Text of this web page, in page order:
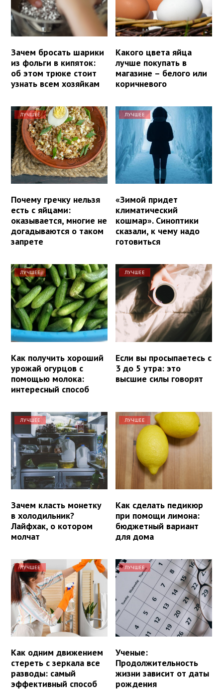
Зачем бросать шарики
из фольги в кипяток:
об этом трюке стоит
узнать всем хозяйкам
Какого цвета яйца
лучше покупать в
магазине – белого или
коричневого
ЛУЧШЕЕ
Почему гречку нельзя
есть с яйцами:
оказывается, многие не
догадываются о таком
запрете
ЛУЧШЕЕ
«Зимой придет
климатический
кошмар». Синоптики
сказали, к чему надо
готовиться
ЛУЧШЕЕ
Как получить хороший
урожай огурцов с
помощью молока:
интересный способ
ЛУЧШЕЕ
Если вы просыпаетесь с
3 до 5 утра: это
высшие силы говорят
ЛУЧШЕЕ
Зачем класть монетку
в холодильник?
Лайфхак, о котором
молчат
ЛУЧШЕЕ
Как сделать педикюр
при помощи лимона:
бюджетный вариант
для дома
ЛУЧШЕЕ
Как одним движением
стереть с зеркала все
разводы: самый
эффективный способ
ЛУЧШЕЕ
Ученые:
Продолжительность
жизни зависит от даты
рождения